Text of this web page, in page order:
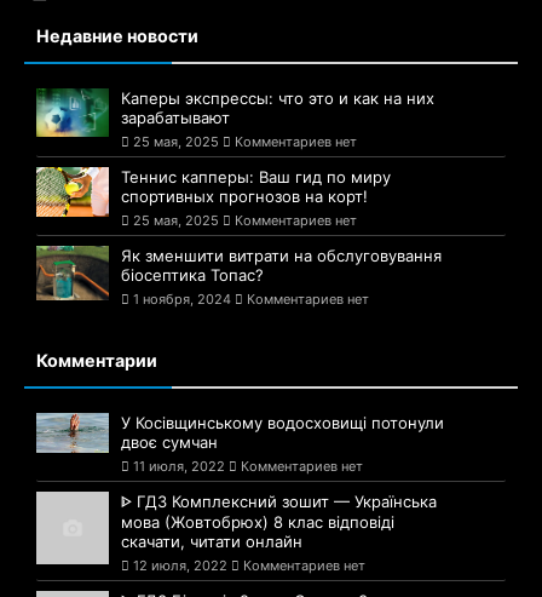
Недавние новости
Каперы экспрессы: что это и как на них
зарабатывают
25 мая, 2025 Комментариев нет
Теннис капперы: Ваш гид по миру
спортивных прогнозов на корт!
25 мая, 2025 Комментариев нет
Як зменшити витрати на обслуговування
біосептика Топас?
1 ноября, 2024 Комментариев нет
Комментарии
У Косівщинському водосховищі потонули
двоє сумчан
11 июля, 2022 Комментариев нет
ᐈ ГДЗ Комплексний зошит — Українська
мова (Жовтобрюх) 8 клас відповіді
скачати, читати онлайн
12 июля, 2022 Комментариев нет